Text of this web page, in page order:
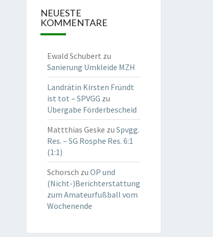
NEUESTE
KOMMENTARE
Ewald Schubert zu
Sanierung Umkleide MZH
Landrätin Kirsten Fründt
ist tot – SPVGG zu
Übergabe Förderbescheid
Mattthias Geske zu Spvgg.
Res. – SG Rosphe Res. 6:1
(1:1)
Schorsch zu OP und
(Nicht-)Berichterstattung
zum Amateurfußball vom
Wochenende